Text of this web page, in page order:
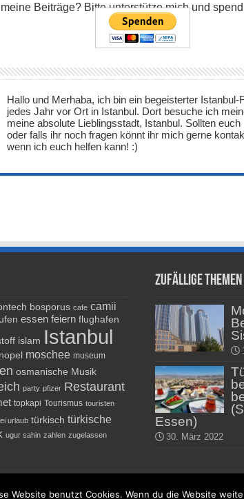
Beiträge? Bitte unterstütze mich und
Hallo und Merhaba, ich bin ein begeisterter Istanbul-
jedes Jahr vor Ort in Istanbul. Dort besuche ich
meine absolute Lieblingsstadt, Istanbul. Sollten
oder falls ihr noch fragen könnt ihr mich gerne
wenn ich euch helfen kann! :)
bosporus cafe camii
essen feiern flughafen
islam Istanbul
moschee museum
osmanische Musik
party pfizer Restaurant
topkapi Tourismus touristen
urlaub türkisch türkische
ugur sahin zahlen zugelassen
Zufällige Themen
Essen)
30. März 2022
- Reiseportal für Istanbul und die Türkei -
Website benutzt Cookies. Wenn du die Website